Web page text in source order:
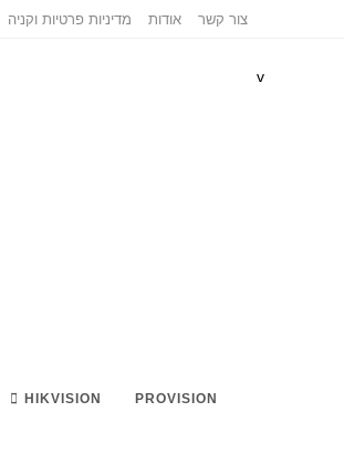
צור קשר אודות מדיניות פרטיות וקניה
v
HIKVISION PROVISION